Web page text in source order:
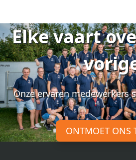
Elke vaart
Onze ervaren medewerkers
ONTMOET ONS